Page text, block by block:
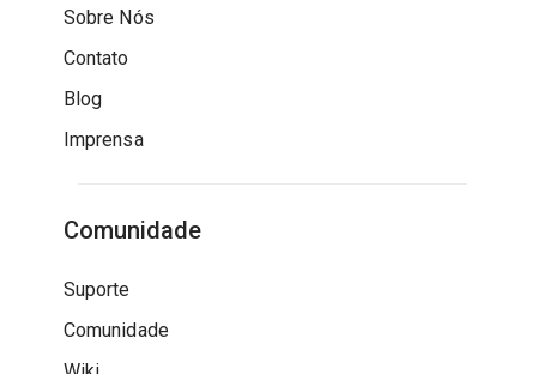
Sobre Nós
Contato
Blog
Imprensa
Comunidade
Suporte
Comunidade